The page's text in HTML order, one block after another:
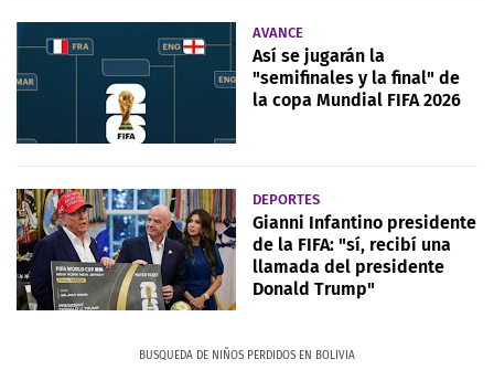
AVANCE
Así se jugarán la
"semifinales y la final" de
la copa Mundial FIFA 2026
DEPORTES
Gianni Infantino presidente
de la FIFA: "sí, recibí una
llamada del presidente
Donald Trump"
BUSQUEDA DE NIÑOS PERDIDOS EN BOLIVIA